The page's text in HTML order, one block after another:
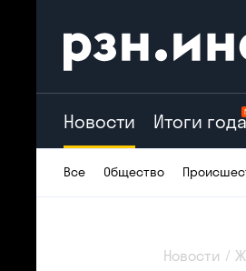
Новости Итоги года
Все Общество
Новости